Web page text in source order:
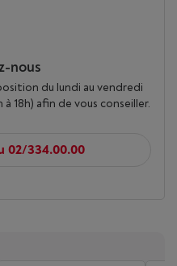
nous
du lundi au vendredi
à 18h) afin de vous conseiller.
02/334.00.00